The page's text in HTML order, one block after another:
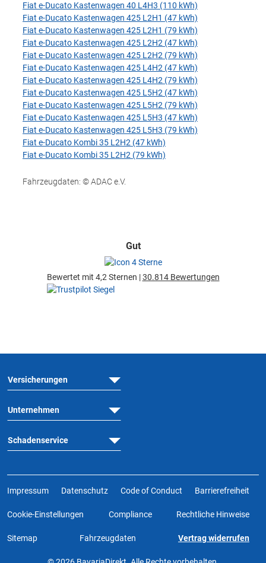
Fiat e-Ducato Kastenwagen 40 L4H3 (110 kWh)
Fiat e-Ducato Kastenwagen 425 L2H1 (47 kWh)
Fiat e-Ducato Kastenwagen 425 L2H1 (79 kWh)
Fiat e-Ducato Kastenwagen 425 L2H2 (47 kWh)
Fiat e-Ducato Kastenwagen 425 L2H2 (79 kWh)
Fiat e-Ducato Kastenwagen 425 L4H2 (47 kWh)
Fiat e-Ducato Kastenwagen 425 L4H2 (79 kWh)
Fiat e-Ducato Kastenwagen 425 L5H2 (47 kWh)
Fiat e-Ducato Kastenwagen 425 L5H2 (79 kWh)
Fiat e-Ducato Kastenwagen 425 L5H3 (47 kWh)
Fiat e-Ducato Kastenwagen 425 L5H3 (79 kWh)
Fiat e-Ducato Kombi 35 L2H2 (47 kWh)
Fiat e-Ducato Kombi 35 L2H2 (79 kWh)
Fahrzeugdaten: © ADAC e.V.
Gut
Bewertet mit 4,2 Sternen |30.814 Bewertungen
Versicherungen
Unternehmen
Schadenservice
Impressum Datenschutz Code of Conduct Barrierefreiheit
Cookie-Einstellungen Compliance Rechtliche Hinweise
Sitemap Fahrzeugdaten Vertrag widerrufen